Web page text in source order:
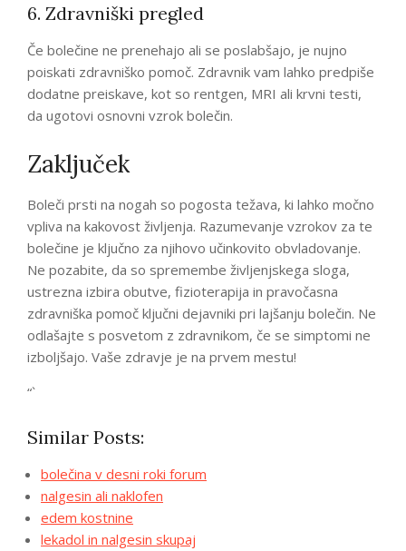
6. Zdravniški pregled
Če bolečine ne prenehajo ali se poslabšajo, je nujno
poiskati zdravniško pomoč. Zdravnik vam lahko predpiše
dodatne preiskave, kot so rentgen, MRI ali krvni testi,
da ugotovi osnovni vzrok bolečin.
Zaključek
Boleči prsti na nogah so pogosta težava, ki lahko močno
vpliva na kakovost življenja. Razumevanje vzrokov za te
bolečine je ključno za njihovo učinkovito obvladovanje.
Ne pozabite, da so spremembe življenjskega sloga,
ustrezna izbira obutve, fizioterapija in pravočasna
zdravniška pomoč ključni dejavniki pri lajšanju bolečin. Ne
odlašajte s posvetom z zdravnikom, če se simptomi ne
izboljšajo. Vaše zdravje je na prvem mestu!
“`
Similar Posts:
bolečina v desni roki forum
nalgesin ali naklofen
edem kostnine
lekadol in nalgesin skupaj